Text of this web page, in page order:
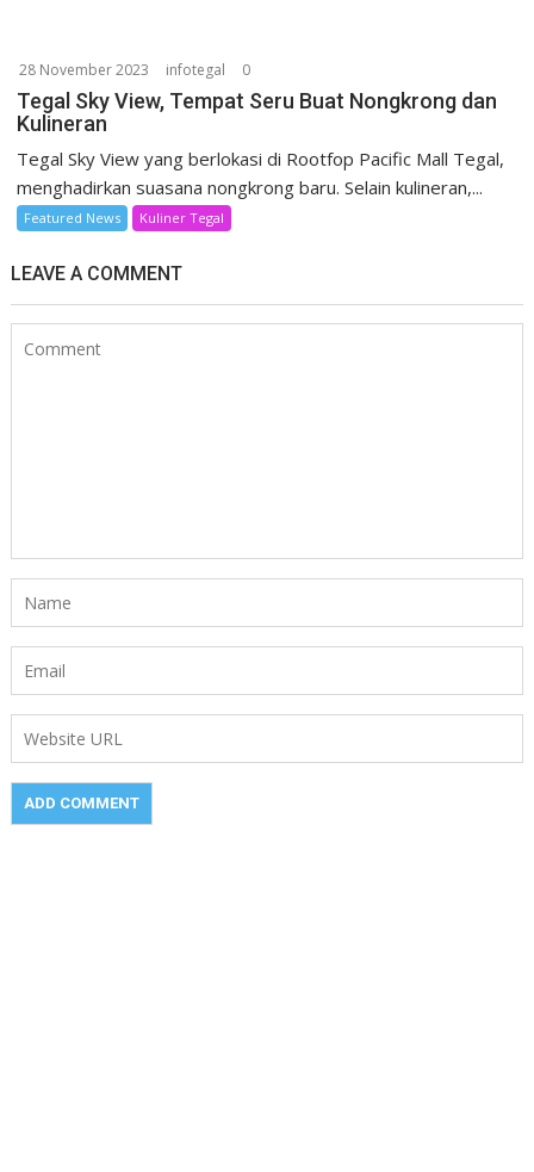
28 November 2023 infotegal 0
Tegal Sky View, Tempat Seru Buat Nongkrong dan
Kulineran
Tegal Sky View yang berlokasi di Rootfop Pacific Mall Tegal,
menghadirkan suasana nongkrong baru. Selain kulineran,...
Featured News Kuliner Tegal
LEAVE A COMMENT